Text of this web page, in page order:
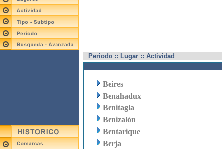
Periodo :: Lugar :: Actividad
Beires
Benahadux
Benitagla
Benizalón
Bentarique
Berja